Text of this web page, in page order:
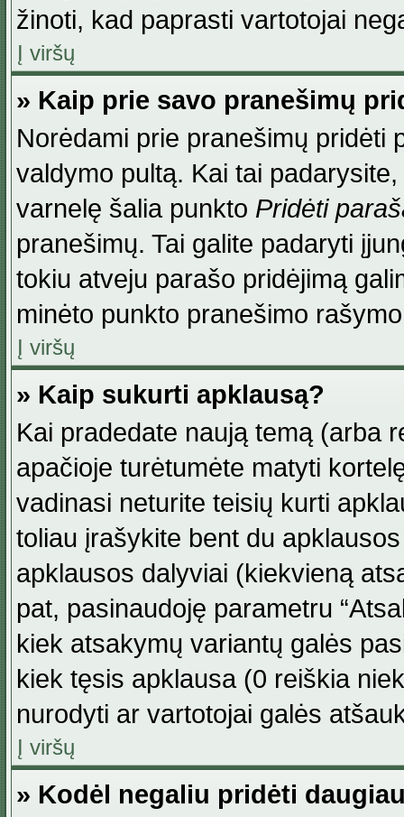
žinoti, kad paprasti vartotojai
Į viršų
» Kaip prie savo pranešimų
Norėdami prie pranešimų pridėti
valdymo pultą. Kai tai
varnelę šalia punkto Pridėti
pranešimų. Tai galite padaryti
tokiu atveju parašo pridėjimą
minėto punkto pranešimo
Į viršų
» Kaip sukurti apklausą?
Kai pradedate naują temą (arba
apačioje turėtumėte matyti
vadinasi neturite teisių kurti
toliau įrašykite bent du
apklausos dalyviai (kiekvieną
pat, pasinaudoję parametru
kiek atsakymų variantų galės
kiek tęsis apklausa (0 reiškia
nurodyti ar vartotojai galės
Į viršų
» Kodėl negaliu pridėti